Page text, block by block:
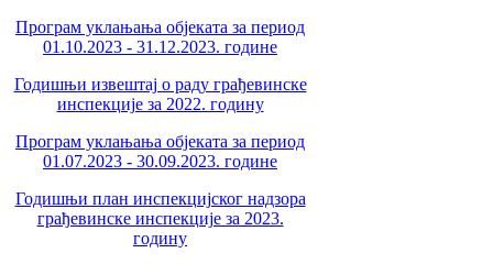
Програм уклањања објеката за период
01.10.2023 - 31.12.2023. године
Годишњи извештај о раду грађевинске
инспекције за 2022. годину
Програм уклањања објеката за период
01.07.2023 - 30.09.2023. године
Годишњи план инспекцијског надзора
грађевинске инспекције за 2023.
годину